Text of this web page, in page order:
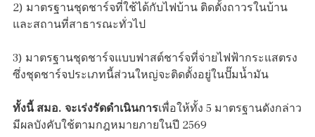
2) มาตรฐานชุดชาร์จที่ใช้ได้กับไฟบ้าน ติดตั้งถาวรในบ้าน
และสถานที่สาธารณะทั่วไป
3) มาตรฐานชุดชาร์จแบบฟาสต์ชาร์จที่จ่ายไฟฟ้ากระแสตรง
ซึ่งชุดชาร์จประเภทนี้ส่วนใหญ่จะติดตั้งอยู่ในปั๊มน้ำมัน
ทั้งนี้ สมอ. จะเร่งรัดดำเนินการเพื่อให้ทั้ง 5 มาตรฐานดังกล่าว
มีผลบังคับใช้ตามกฎหมายภายในปี 2569